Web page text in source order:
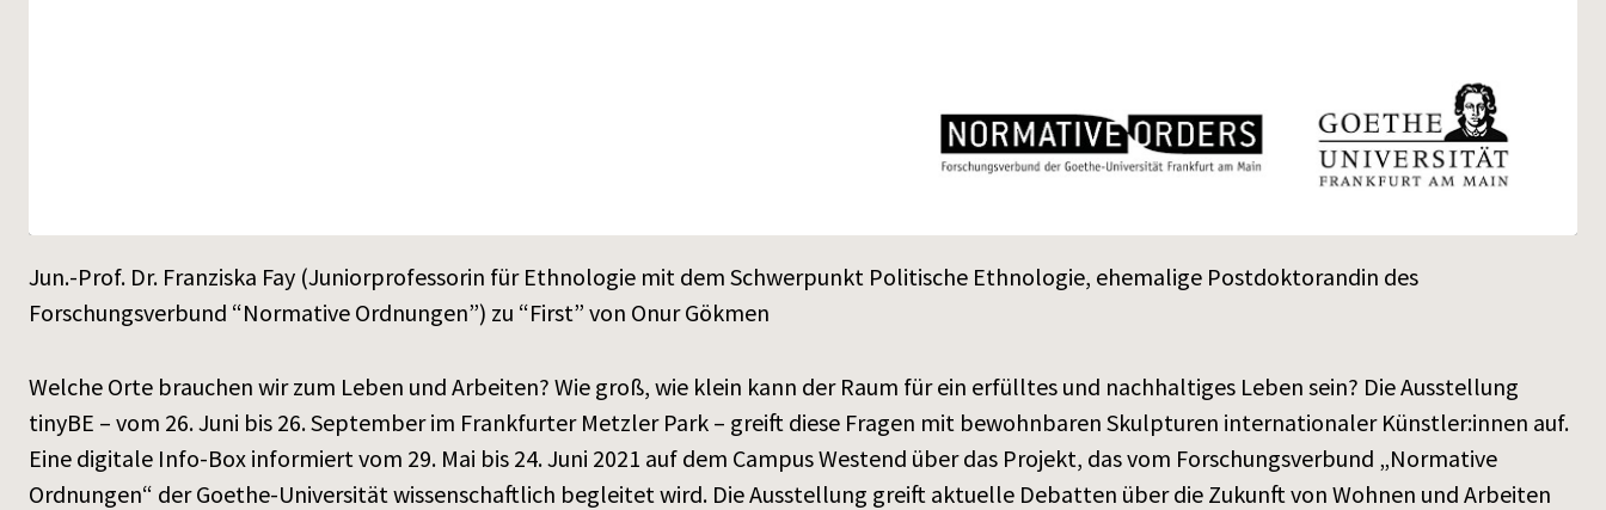
Jun.-Prof. Dr. Franziska Fay (Juniorprofessorin für Ethnologie mit dem Schwerpunkt Politische Ethnologie, ehemalige Postdoktorandin des
Forschungsverbund “Normative Ordnungen”) zu “First” von Onur Gökmen
Welche Orte brauchen wir zum Leben und Arbeiten? Wie groß, wie klein kann der Raum für ein erfülltes und nachhaltiges Leben sein? Die Ausstellung
tinyBE – vom 26. Juni bis 26. September im Frankfurter Metzler Park – greift diese Fragen mit bewohnbaren Skulpturen internationaler Künstler:innen auf.
Eine digitale Info-Box informiert vom 29. Mai bis 24. Juni 2021 auf dem Campus Westend über das Projekt, das vom Forschungsverbund „Normative
Ordnungen“ der Goethe-Universität wissenschaftlich begleitet wird. Die Ausstellung greift aktuelle Debatten über die Zukunft von Wohnen und Arbeiten